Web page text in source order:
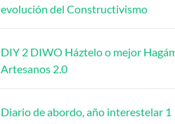
evolución del Constructivismo
DIY 2 DIWO Háztelo o mejor
Artesanos 2.0
Diario de abordo, año interestelar 1